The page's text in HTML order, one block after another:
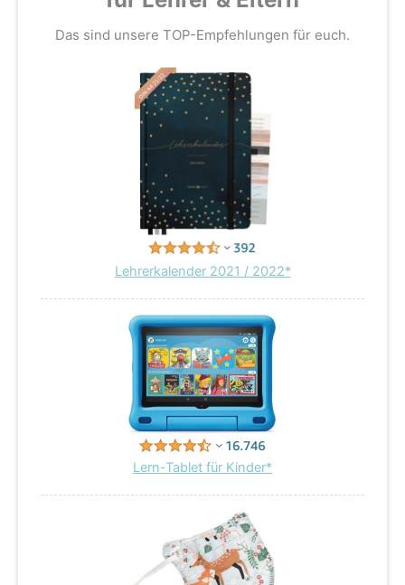
Das sind unsere TOP-Empfehlungen für euch.
Lehrerkalender 2021 / 2022*
Lern-Tablet für Kinder*